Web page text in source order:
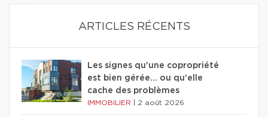
ARTICLES RÉCENTS
Les signes qu'une copropriété
est bien gérée… ou qu'elle
cache des problèmes
IMMOBILIER 2 août 2026